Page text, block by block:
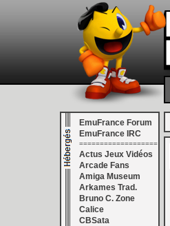
EmuFrance Forum
EmuFrance IRC
===================
Actus Jeux Vidéos
Arcade Fans
Amiga Museum
Arkames Trad.
Bruno C. Zone
Calice
CBSata